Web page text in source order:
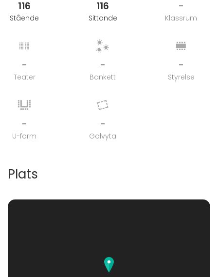
116
Stående
116
Sittande
-
Klassrum
-
Teater
-
Bankett
-
Styrelse
-
U-form
-
Golvyta
Plats